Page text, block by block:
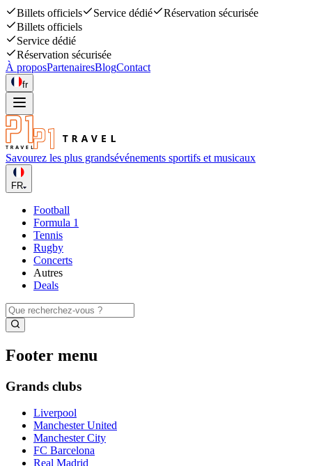
Billets officiels Service dédié
Réservation sécurisée
Billets officiels
Service dédié
Réservation sécurisée
À proposPartenairesBlogContact
fr
Savourez les plus grandsévénements sportifs et musicaux
FR
Football
Formula 1
Tennis
Rugby
Concerts
Autres
Deals
Footer menu
Grands clubs
Liverpool
Manchester United
Manchester City
FC Barcelona
Real Madrid